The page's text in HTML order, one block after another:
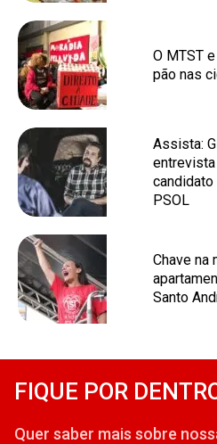
O MTST
pão nas
Assista:
PSOL
Chave na
Santo
FIQUE POR
Quer saber mais sobre